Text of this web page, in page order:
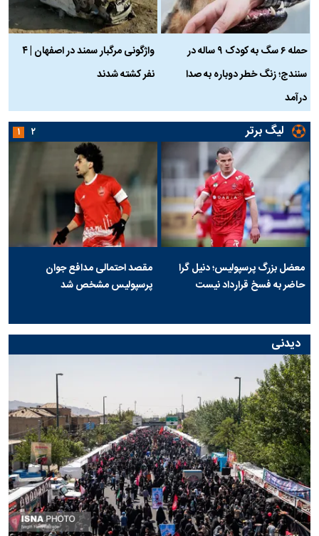
حمله ۶ سگ به کودک ۹ ساله در
سنندج؛ زنگ خطر دوباره به صدا
درآمد
واژگونی مرگبار سمند در اصفهان | ۴
نفر کشته شدند
لیگ برتر
معضل بزرگ پرسپولیس؛ دنیل گرا
حاضر به فسخ قرارداد نیست
مقصد احتمالی مدافع جوان
پرسپولیس مشخص شد
۱ ۲
دیدنی